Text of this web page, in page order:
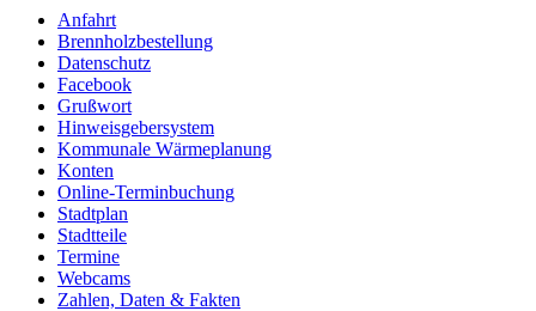
Anfahrt
Brennholzbestellung
Datenschutz
Facebook
Grußwort
Hinweisgebersystem
Kommunale Wärmeplanung
Konten
Online-Terminbuchung
Stadtplan
Stadtteile
Termine
Webcams
Zahlen, Daten & Fakten